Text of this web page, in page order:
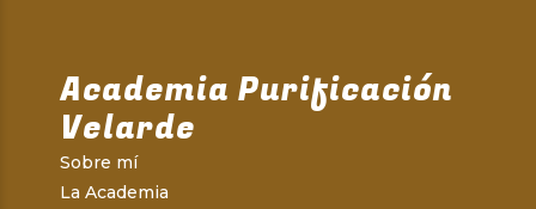
Academia Purificación
Velarde
Sobre mí
La Academia